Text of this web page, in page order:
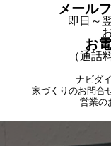
メール
即日～
お
（通話
ナビダ
家づくりのお問
営業の